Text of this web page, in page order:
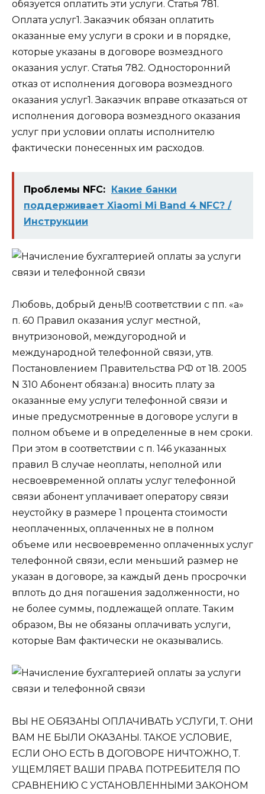
обязуется оплатить эти услуги. Статья 781.
Оплата услуг1. Заказчик обязан оплатить
оказанные ему услуги в сроки и в порядке,
которые указаны в договоре возмездного
оказания услуг. Статья 782. Односторонний
отказ от исполнения договора возмездного
оказания услуг1. Заказчик вправе отказаться от
исполнения договора возмездного оказания
услуг при условии оплаты исполнителю
фактически понесенных им расходов.
Проблемы NFC: Какие банки
поддерживает Xiaomi Mi Band 4 NFC? /
Инструкции
Любовь, добрый день!В соответствии с пп. «а»
п. 60 Правил оказания услуг местной,
внутризоновой, междугородной и
международной телефонной связи, утв.
Постановлением Правительства РФ от 18. 2005
N 310 Абонент обязан:а) вносить плату за
оказанные ему услуги телефонной связи и
иные предусмотренные в договоре услуги в
полном объеме и в определенные в нем сроки.
При этом в соответствии с п. 146 указанных
правил В случае неоплаты, неполной или
несвоевременной оплаты услуг телефонной
связи абонент уплачивает оператору связи
неустойку в размере 1 процента стоимости
неоплаченных, оплаченных не в полном
объеме или несвоевременно оплаченных услуг
телефонной связи, если меньший размер не
указан в договоре, за каждый день просрочки
вплоть до дня погашения задолженности, но
не более суммы, подлежащей оплате. Таким
образом, Вы не обязаны оплачивать услуги,
которые Вам фактически не оказывались.
ВЫ НЕ ОБЯЗАНЫ ОПЛАЧИВАТЬ УСЛУГИ, Т. ОНИ
ВАМ НЕ БЫЛИ ОКАЗАНЫ. ТАКОЕ УСЛОВИЕ,
ЕСЛИ ОНО ЕСТЬ В ДОГОВОРЕ НИЧТОЖНО, Т.
УЩЕМЛЯЕТ ВАШИ ПРАВА ПОТРЕБИТЕЛЯ ПО
СРАВНЕНИЮ С УСТАНОВЛЕННЫМИ ЗАКОНОМ